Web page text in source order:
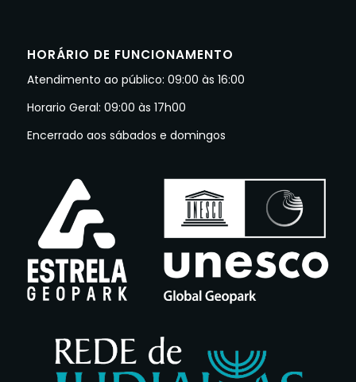
HORÁRIO DE FUNCIONAMENTO
Atendimento ao público: 09:00 às 16:00
Horario Geral: 09:00 às 17h00
Encerrado aos sábados e domingos